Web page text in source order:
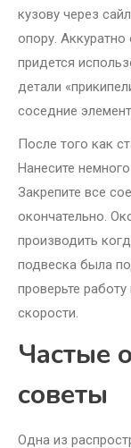
кузову через
опору. Аккуратно
придется
детали
соседние
После того как
Нанесите
Закрепите все
окончательно.
производить
подвеска была
проверьте
скорости.
Частые
советы
Одна из